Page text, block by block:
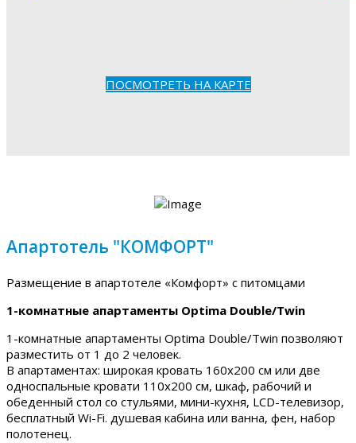
ПОСМОТРЕТЬ НА КАРТЕ
Апартотель "КОМФОРТ"
Размещение в апартотеле «Комфорт» с питомцами
1-комнатные апартаменты Optima Double/Twin
1-комнатные апартаменты Optima Double/Twin позволяют
разместить от 1 до 2 человек.
В апартаментах: широкая кровать 160х200 см или две
односпальные кровати 110х200 см, шкаф, рабочий и
обеденный стол со стульями, мини-кухня, LCD-телевизор,
бесплатный Wi-Fi. душевая кабина или ванна, фен, набор
полотенец.